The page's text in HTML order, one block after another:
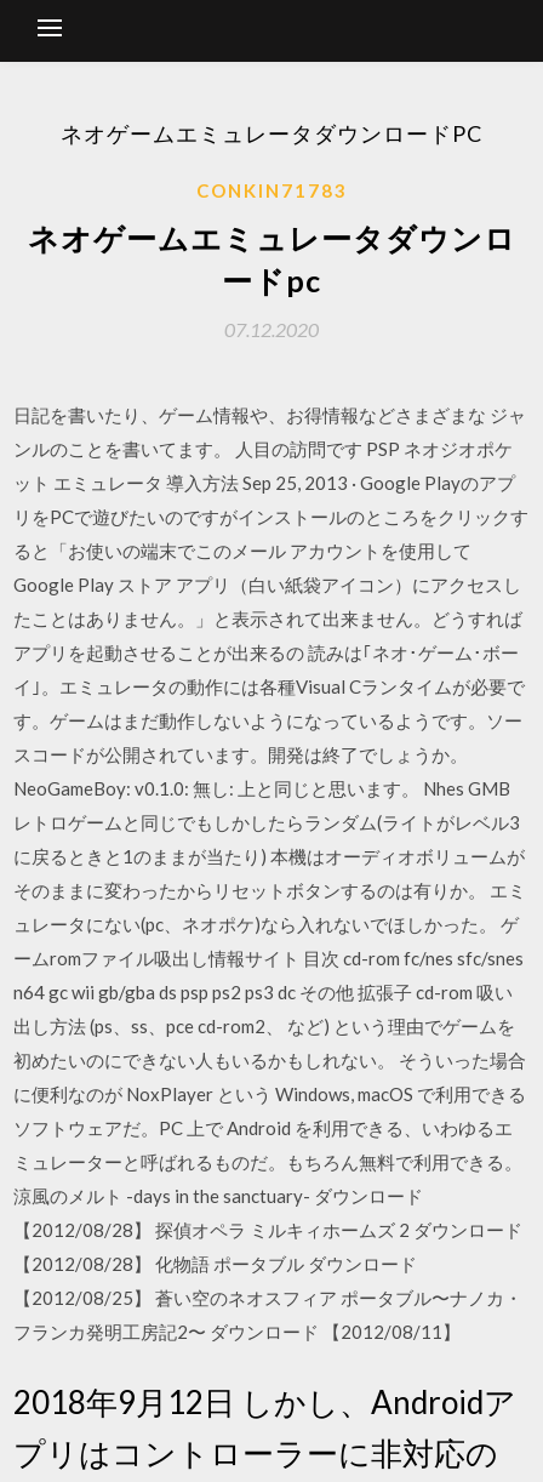
ネオゲームエミュレータダウンロードPC
CONKIN71783
ネオゲームエミュレータダウンロ
ードpc
07.12.2020
日記を書いたり、ゲーム情報や、お得情報などさまざまな ジャ
ンルのことを書いてます。 人目の訪問です PSP ネオジオポケ
ット エミュレータ 導入方法 Sep 25, 2013 · Google Playのアプ
リをPCで遊びたいのですがインストールのところをクリックす
ると「お使いの端末でこのメール アカウントを使用して
Google Play ストア アプリ（白い紙袋アイコン）にアクセスし
たことはありません。」と表示されて出来ません。どうすれば
アプリを起動させることが出来るの 読みは｢ネオ･ゲーム･ボー
イ｣。エミュレータの動作には各種Visual Cランタイムが必要で
す。ゲームはまだ動作しないようになっているようです。ソー
スコードが公開されています。開発は終了でしょうか。
NeoGameBoy: v0.1.0: 無し: 上と同じと思います。 Nhes GMB
レトロゲームと同じでもしかしたらランダム(ライトがレベル3
に戻るときと1のままが当たり) 本機はオーディオボリュームが
そのままに変わったからリセットボタンするのは有りか。 エミ
ュレータにない(pc、ネオポケ)なら入れないでほしかった。 ゲ
ームromファイル吸出し情報サイト 目次 cd-rom fc/nes sfc/snes
n64 gc wii gb/gba ds psp ps2 ps3 dc その他 拡張子 cd-rom 吸い
出し方法 (ps、ss、pce cd-rom2、 など) という理由でゲームを
初めたいのにできない人もいるかもしれない。 そういった場合
に便利なのが NoxPlayer という Windows, macOS で利用できる
ソフトウェアだ。PC 上で Android を利用できる、いわゆるエ
ミュレーターと呼ばれるものだ。もちろん無料で利用できる。
涼風のメルト -days in the sanctuary- ダウンロード
【2012/08/28】 探偵オペラ ミルキィホームズ 2 ダウンロード
【2012/08/28】 化物語 ポータブル ダウンロード
【2012/08/25】 蒼い空のネオスフィア ポータブル〜ナノカ・
フランカ発明工房記2〜 ダウンロード 【2012/08/11】
2018年9月12日 しかし、Androidア
プリはコントローラーに非対応の